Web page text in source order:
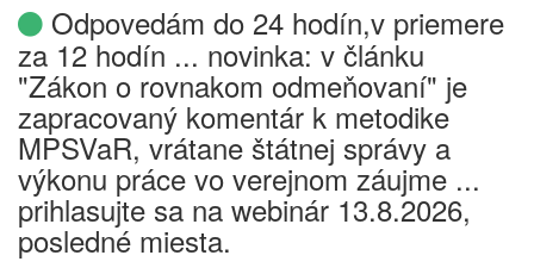
Odpovedám do 24 hodín,v priemere
za 12 hodín ... novinka: v článku
"Zákon o rovnakom odmeňovaní" je
zapracovaný komentár k metodike
MPSVaR, vrátane štátnej správy a
výkonu práce vo verejnom záujme ...
prihlasujte sa na webinár 13.8.2026,
posledné miesta.